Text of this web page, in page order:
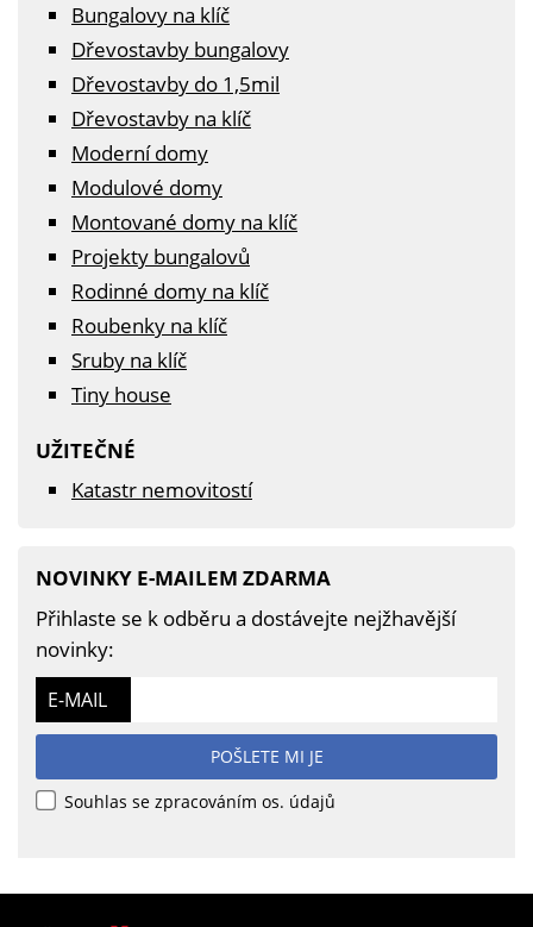
Bungalovy na klíč
Dřevostavby bungalovy
Dřevostavby do 1,5mil
Dřevostavby na klíč
Moderní domy
Modulové domy
Montované domy na klíč
Projekty bungalovů
Rodinné domy na klíč
Roubenky na klíč
Sruby na klíč
Tiny house
UŽITEČNÉ
Katastr nemovitostí
NOVINKY E-MAILEM ZDARMA
Přihlaste se k odběru a dostávejte nejžhavější
novinky:
E-MAIL
POŠLETE MI JE
Souhlas se zpracováním os. údajů